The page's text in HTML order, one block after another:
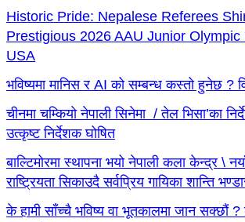
Historic Pride: Nepalese Referees
Prestigious 2026 AAU Junior
USA
भविष्यमा मानिस र AI को सम्बन्ध कस्तो हुनेछ ?
चीनमा चम्कियो नेपाली सिनेमा / तेल भिसा’का
उत्कृष्ट निर्देशक घोषित
बाल्टिमोरमा स्थापना भयो नेपाली कला केन्द्र \
राष्ट्रियता सिकाउदै सर्वप्रिय गायिका शान्ति
के हामी साँच्चै भविष्य वा भूतकालमा जान सक्छौं